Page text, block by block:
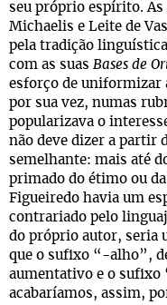
seu próprio espírito.
Michaelis e Leite de
pela tradição
com as suas Bases de
esforço de uniformizar
por sua vez, numas
popularizava o
não deve dizer a partir
semelhante: mais até
primado do étimo ou
Figueiredo havia um
contrariado pelo
do próprio autor, seria
que o sufixo “-alho”,
aumentativo e o
acabaríamos, assim,